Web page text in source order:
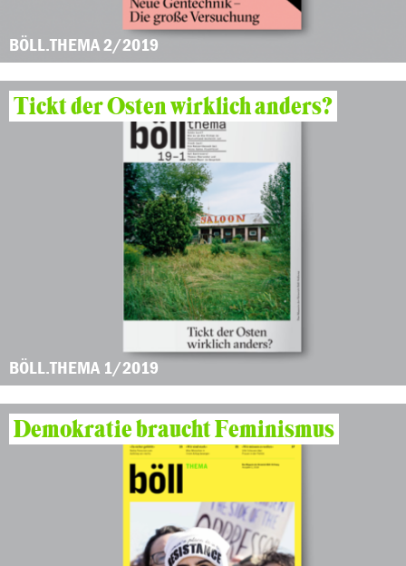
BÖLL.THEMA 2/2019
Tickt der Osten wirklich anders?
BÖLL.THEMA 1/2019
Demokratie braucht Feminismus